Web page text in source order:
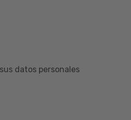
datos personales